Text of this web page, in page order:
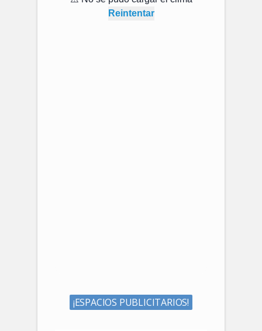
¡ESPACIOS PUBLICITARIOS!